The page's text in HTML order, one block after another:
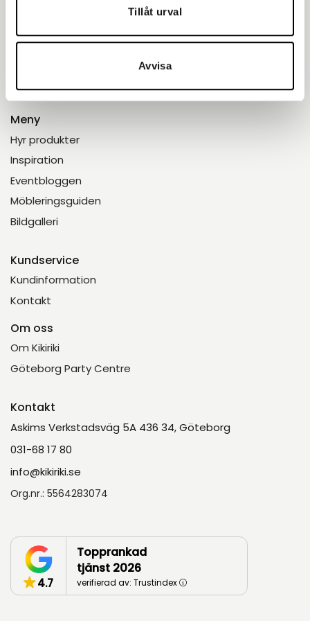
Tillåt urval
Avvisa
Meny
Hyr produkter
Inspiration
Eventbloggen
Möbleringsguiden
Bildgalleri
Kundservice
Kundinformation
Kontakt
Om oss
Om Kikiriki
Göteborg Party Centre
Kontakt
Askims Verkstadsväg 5A 436 34, Göteborg
031-68 17 80
info@kikiriki.se
Org.nr.: 5564283074
4.7
Topprankad
tjänst 2026
verifierad av: Trustindex